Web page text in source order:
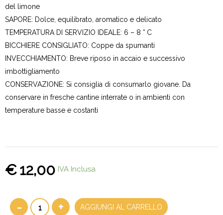
del limone
SAPORE: Dolce, equilibrato, aromatico e delicato
TEMPERATURA DI SERVIZIO IDEALE: 6 – 8 ° C
BICCHIERE CONSIGLIATO: Coppe da spumanti
INVECCHIAMENTO: Breve riposo in accaio e successivo
imbottigliamento
CONSERVAZIONE: Si consiglia di consumarlo giovane. Da
conservare in fresche cantine interrate o in ambienti con
temperature basse e costanti
12,00
€ IVA Inclusa
- + AGGIUNGI AL CARRELLO